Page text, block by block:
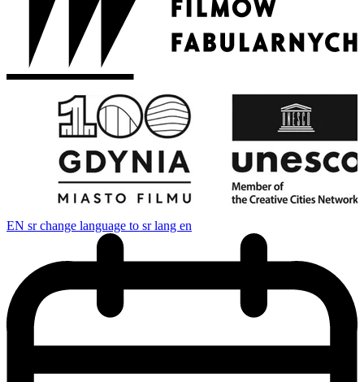
EN sr change language to sr lang en